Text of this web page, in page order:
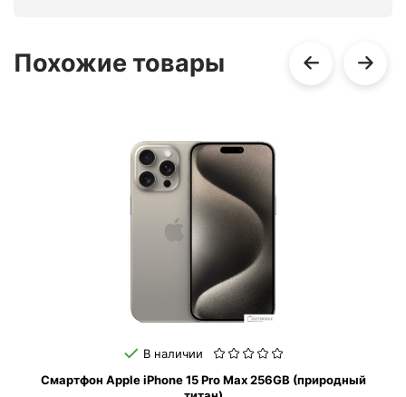
Похожие товары
В наличии
Смартфон Apple iPhone 15 Pro Max 256GB (природный